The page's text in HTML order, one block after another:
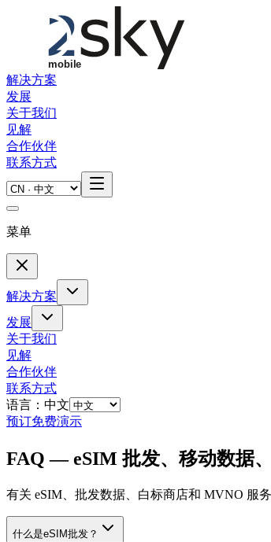
Skip to main content
解决方案
发展
关于我们
见解
合作伙伴
联系方式
菜单
解决方案
发展
关于我们
见解
合作伙伴
联系方式
语言：中文
预订免费演示
FAQ — eSIM 批发、移动数据
有关 eSIM、批发数据、白标商店和 MVNO 服
什么是eSIM批发？